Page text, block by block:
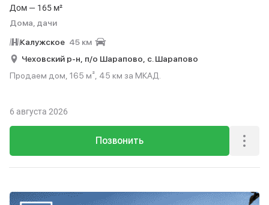
Дом — 165 м²
Дома, дачи
Калужское 45 км
Чеховский р-н, п/о Шарапово, с. Шарапово
Продаем дом, 165 м², 45 км за МКАД.
Позвонить
6 августа 2026